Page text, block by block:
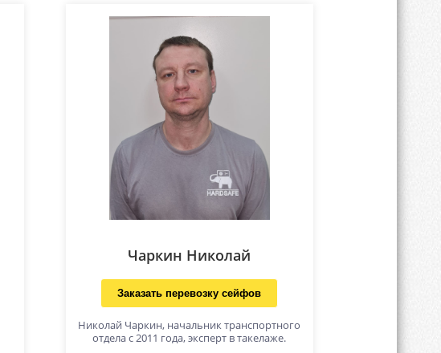
Чаркин Николай
Заказать перевозку сейфов
Николай Чаркин, начальник транспортного
отдела с 2011 года, эксперт в такелаже.